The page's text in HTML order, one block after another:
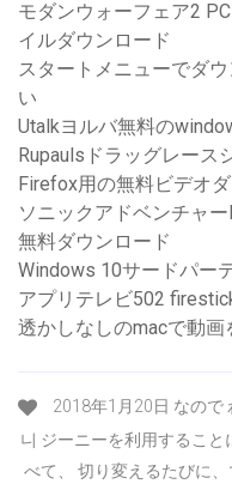
モダンウォーフェア2
イルダウンロード
スタートメニューでダ
い
Utalkヨルバ無料の
Rupaulsドラッグレース
Firefox用の無料ビデオ
ソニックアドベンチャ
無料ダウンロード
Windows 10サードパー
アプリテレビ502
透かしなしのmacで動画
2018年1月20日 なので
니 ジーニーを利用するこ
べて、 切り変えるたびに